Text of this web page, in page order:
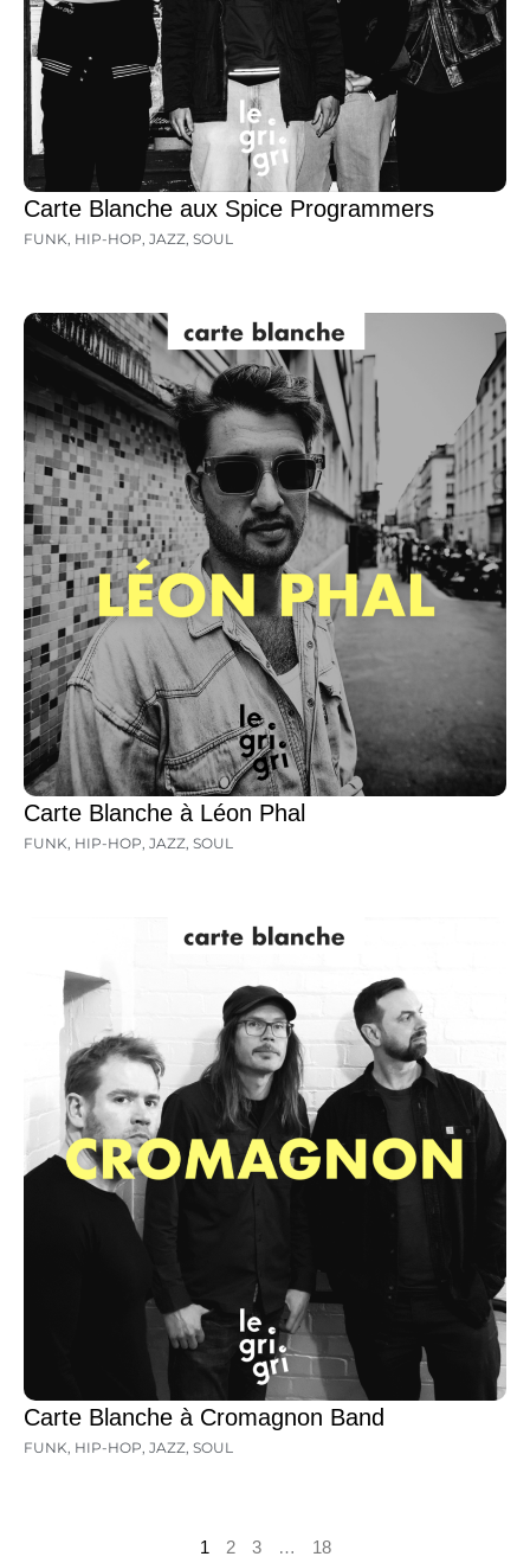
Carte Blanche aux Spice Programmers
FUNK, HIP-HOP, JAZZ, SOUL
Carte Blanche à Léon Phal
FUNK, HIP-HOP, JAZZ, SOUL
Carte Blanche à Cromagnon Band
FUNK, HIP-HOP, JAZZ, SOUL
1 2 3 … 18